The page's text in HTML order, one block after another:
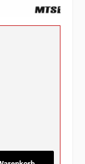
die Schaltflächen